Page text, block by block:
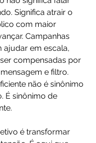
Significa atrair o
com maior
Campanhas
ajudar em escala,
compensadas por
e filtro.
não é sinônimo
É sinônimo de
é transformar